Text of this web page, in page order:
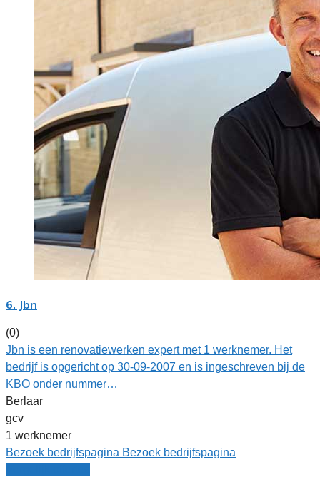
6. Jbn
(0)
Jbn is een renovatiewerken expert met 1 werknemer. Het
bedrijf is opgericht op 30-09-2007 en is ingeschreven bij de
KBO onder nummer…
Berlaar
gcv
1 werknemer
Bezoek bedrijfspagina Bezoek bedrijfspagina